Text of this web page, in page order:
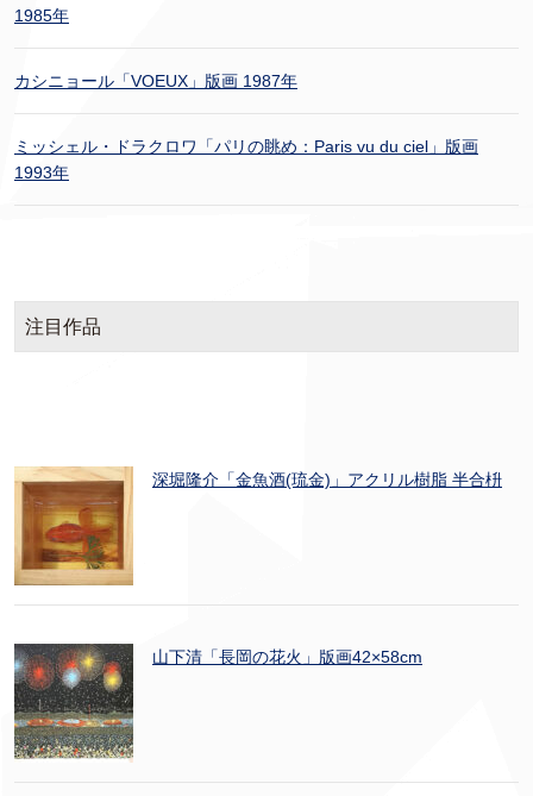
1985年
カシニョール「VOEUX」版画 1987年
ミッシェル・ドラクロワ「パリの眺め：Paris vu du ciel」版画
1993年
注目作品
深堀隆介「金魚酒(琉金)」アクリル樹脂 半合枡
山下清「長岡の花火」版画42×58cm